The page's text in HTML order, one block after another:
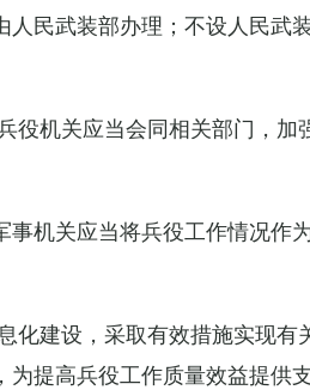
民武装部办理；不设人民武
役机关应当会同相关部门，
机关应当将兵役工作情况作
化建设，采取有效措施实现有
提高兵役工作质量效益提供支